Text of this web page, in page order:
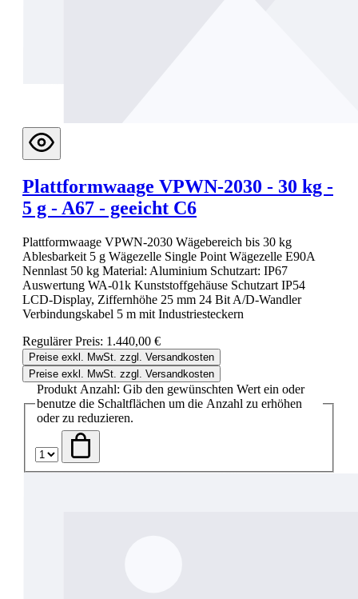
Plattformwaage VPWN-2030 - 30 kg -
5 g - A67 - geeicht C6
Plattformwaage VPWN-2030 Wägebereich bis 30 kg
Ablesbarkeit 5 g Wägezelle Single Point Wägezelle E90A
Nennlast 50 kg Material: Aluminium Schutzart: IP67
Auswertung WA-01k Kunststoffgehäuse Schutzart IP54
LCD-Display, Ziffernhöhe 25 mm 24 Bit A/D-Wandler
Verbindungskabel 5 m mit Industriesteckern
Regulärer Preis: 1.440,00 €
Preise exkl. MwSt. zzgl. Versandkosten
Preise exkl. MwSt. zzgl. Versandkosten
Produkt Anzahl: Gib den gewünschten Wert ein oder
benutze die Schaltflächen um die Anzahl zu erhöhen
oder zu reduzieren.